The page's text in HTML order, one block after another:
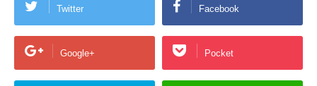
Twitter Facebook
Google+ Pocket